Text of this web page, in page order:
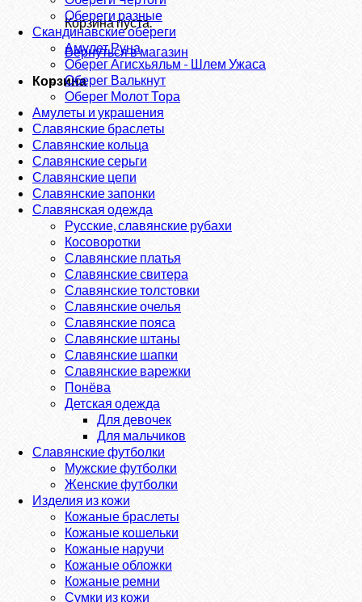
Корзина пуста.
Вернуться в магазин
Корзина
Обереги разные
Скандинавские обереги
Амулет Руна
Оберег Агисхьяльм - Шлем Ужаса
Оберег Валькнут
Оберег Молот Тора
Амулеты и украшения
Славянские браслеты
Славянские кольца
Славянские серьги
Славянские цепи
Славянские запонки
Славянская одежда
Русские, славянские рубахи
Косоворотки
Славянские платья
Славянские свитера
Славянские толстовки
Славянские очелья
Славянские пояса
Славянские штаны
Славянские шапки
Славянские варежки
Понёва
Детская одежда
Для девочек
Для мальчиков
Славянские футболки
Мужские футболки
Женские футболки
Изделия из кожи
Кожаные браслеты
Кожаные кошельки
Кожаные наручи
Кожаные обложки
Кожаные ремни
Сумки из кожи